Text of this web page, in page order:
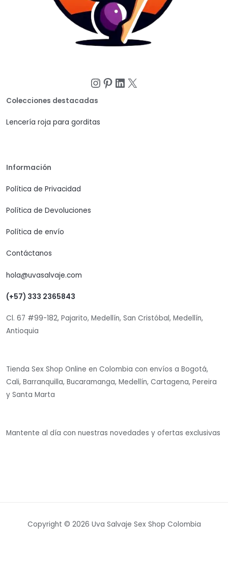
Instagram
Pinterest
LinkedIn
X
Colecciones destacadas
Lencería roja para gorditas
Información
Política de Privacidad
Política de Devoluciones
Política de envío
Contáctanos
hola@uvasalvaje.com
(+57) 333 2365843
Cl. 67 #99-182, Pajarito, Medellín, San Cristóbal, Medellín,
Antioquia
Tienda Sex Shop Online en Colombia con envíos a Bogotá,
Cali, Barranquilla, Bucaramanga, Medellín, Cartagena, Pereira
y Santa Marta
Mantente al día con nuestras novedades y ofertas exclusivas
Copyright © 2026 Uva Salvaje Sex Shop Colombia